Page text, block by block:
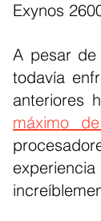
Exynos
A pesar de
todavía
anteriores
máximo